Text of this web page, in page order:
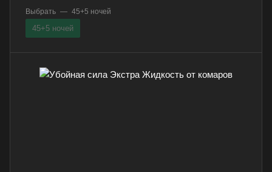
Выбрать — 45+5 ночей
45+5 ночей